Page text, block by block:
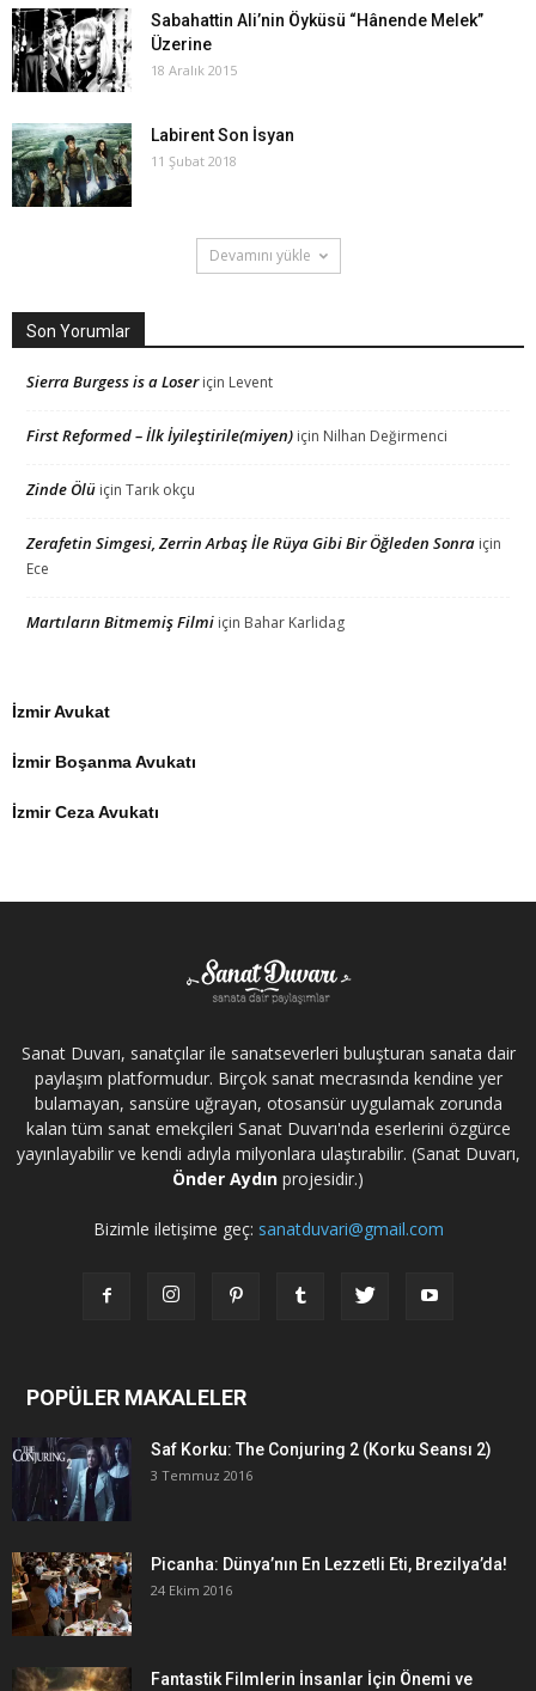
Sabahattin Ali’nin Öyküsü “Hânende Melek”
Üzerine
18 Aralık 2015
Labirent Son İsyan
11 Şubat 2018
Devamını yükle
Son Yorumlar
Sierra Burgess is a Loseriçin Levent
First Reformed – İlk İyileştirile(miyen) için Nilhan Değirmenci
Zinde Ölü için Tarık okçu
Zerafetin Simgesi, Zerrin Arbaş İle Rüya Gibi Bir Öğleden Sonra için
Ece
Martıların Bitmemiş Filmi için Bahar Karlidag
İzmir Avukat
İzmir Boşanma Avukatı
İzmir Ceza Avukatı
Sanat Duvarı, sanatçılar ile sanatseverleri buluşturan sanata dair
paylaşım platformudur. Birçok sanat mecrasında kendine yer
bulamayan, sansüre uğrayan, otosansür uygulamak zorunda
kalan tüm sanat emekçileri Sanat Duvarı'nda eserlerini özgürce
yayınlayabilir ve kendi adıyla milyonlara ulaştırabilir. (Sanat Duvarı,
Önder Aydın projesidir.)
Bizimle iletişime geç: sanatduvari@gmail.com
POPÜLER MAKALELER
Saf Korku: The Conjuring 2 (Korku Seansı 2)
3 Temmuz 2016
Picanha: Dünya’nın En Lezzetli Eti, Brezilya’da!
24 Ekim 2016
Fantastik Filmlerin İnsanlar İçin Önemi ve